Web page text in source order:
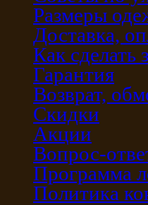
Размеры
Доставка,
Как сделать
Гарантия
Возврат,
Скидки
Акции
Вопрос-
Программа
Политика